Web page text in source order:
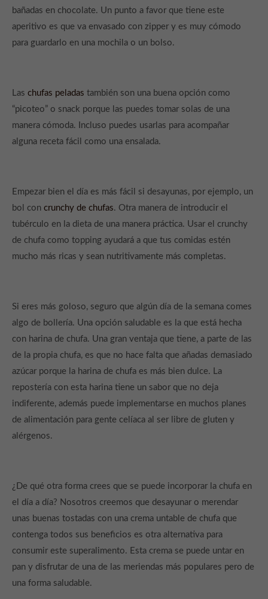
bañadas en chocolate. Un punto a favor que tiene este
aperitivo es que va envasado con zipper y es muy cómodo
para guardarlo en una mochila o un bolso.
Las chufas peladas también son una buena opción como
“picoteo” o snack porque las puedes tomar solas de una
manera cómoda. Incluso puedes usarlas para acompañar
alguna receta fácil como una ensalada.
Empezar bien el día es más fácil si desayunas, por ejemplo, un
bol con crunchy de chufas. Otra manera de introducir el
tubérculo en la dieta de una manera práctica. Usar el crunchy
de chufa como topping ayudará a que tus comidas estén
mucho más ricas y sean nutritivamente más completas.
Si eres más goloso, seguro que algún día de la semana comes
algo de bollería. Una opción saludable es la que está hecha
con harina de chufa. Una gran ventaja que tiene, a parte de las
de la propia chufa, es que no hace falta que añadas demasiado
azúcar porque la harina de chufa es más bien dulce. La
repostería con esta harina tiene un sabor que no deja
indiferente, además puede implementarse en muchos planes
de alimentación para gente celíaca al ser libre de gluten y
alérgenos.
¿De qué otra forma crees que se puede incorporar la chufa en
el día a día? Nosotros creemos que desayunar o merendar
unas buenas tostadas con una crema untable de chufa que
contenga todos sus beneficios es otra alternativa para
consumir este superalimento. Esta crema se puede untar en
pan y disfrutar de una de las meriendas más populares pero de
una forma saludable.